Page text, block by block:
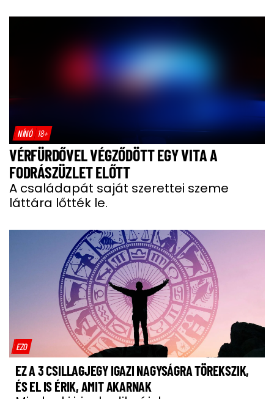
NÍNÓ 18+
VÉRFÜRDŐVEL VÉGZŐDÖTT EGY VITA A
FODRÁSZÜZLET ELŐTT
A családapát saját szerettei szeme
láttára lőtték le.
EZO
EZ A 3 CSILLAGJEGY IGAZI NAGYSÁGRA TÖREKSZIK,
ÉS EL IS ÉRIK, AMIT AKARNAK